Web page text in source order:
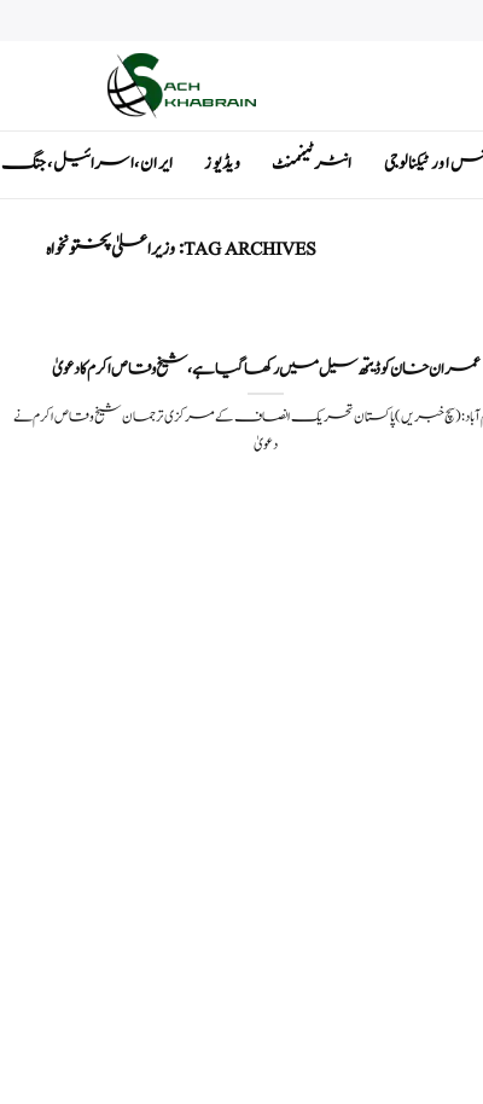
ٹیکنالوجی انٹرٹینمنٹ ویڈیوز ایران ، اسرائیل ، جنگ
TAG ARCHIVES: وزیراعلیٰ پختونخواہ
عمران خان کو ڈیتھ سیل میں رکھا گیا ہے ، شیخ وقاص اکرم کا دعویٰ
آباد: (سچ خبریں) پاکستان تحریک انصاف کے مرکزی ترجمان شیخ وقاص اکرم نے
دعویٰ